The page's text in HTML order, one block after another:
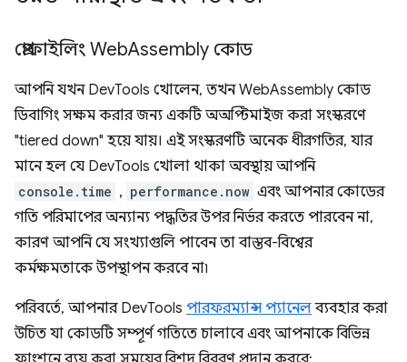
প্রোফাইলিং WebAssembly কোড
আপনি যখন DevTools খোলেন, তখন WebAssembly কোড
ডিবাগিং সক্ষম করার জন্য একটি অঅপ্টিমাইজ করা সংস্করণে
"tiered down" হয়ে যায়। এই সংস্করণটি অনেক ধীরগতির, যার
মানে হল যে DevTools খোলা থাকা অবস্থায় আপনি
console.time , performance.now এবং আপনার কোডের
গতি পরিমাপের অন্যান্য পদ্ধতির উপর নির্ভর করতে পারবেন না,
কারণ আপনি যে সংখ্যাগুলি পাবেন তা বাস্তব-বিশ্বের
কর্মক্ষমতাকে উপস্থাপন করবে না৷
পরিবর্তে, আপনার DevTools পারফরম্যান্স প্যানেলব্যবহার করা
উচিত যা কোডটি সম্পূর্ণ গতিতে চালাবে এবং আপনাকে বিভিন্ন